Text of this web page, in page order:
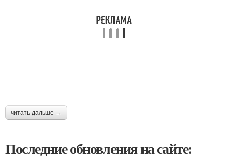
читать дальше →
Последние обновления на сайте: